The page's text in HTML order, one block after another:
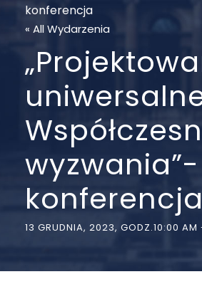
konferencja
« All Wydarzenia
wyzwania”-
konferencja
13 GRUDNIA, 2023, GODZ.10:00 AM